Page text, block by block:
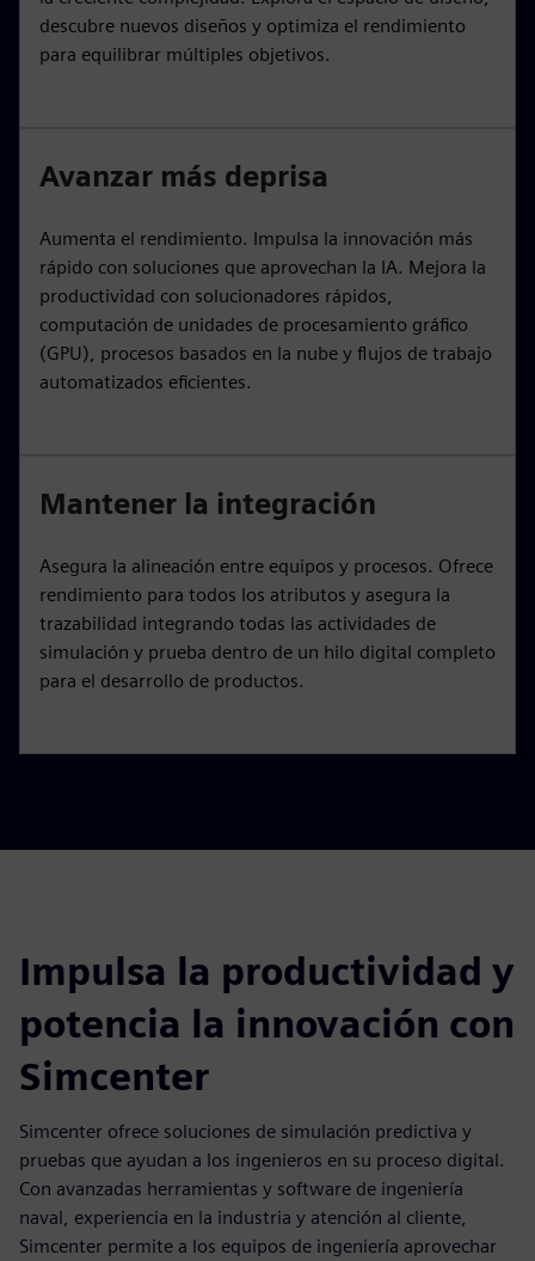
descubre nuevos diseños y optimiza el rendimiento
para equilibrar múltiples objetivos.
Avanzar más deprisa
Aumenta el rendimiento. Impulsa la innovación más
rápido con soluciones que aprovechan la IA. Mejora la
productividad con solucionadores rápidos,
computación de unidades de procesamiento gráfico
(GPU), procesos basados en la nube y flujos de trabajo
automatizados eficientes.
Mantener la integración
Asegura la alineación entre equipos y procesos. Ofrece
rendimiento para todos los atributos y asegura la
trazabilidad integrando todas las actividades de
simulación y prueba dentro de un hilo digital completo
para el desarrollo de productos.
Impulsa la productividad y
potencia la innovación con
Simcenter
Simcenter ofrece soluciones de simulación predictiva y
pruebas que ayudan a los ingenieros en su proceso digital.
Con avanzadas herramientas y software de ingeniería
naval, experiencia en la industria y atención al cliente,
Simcenter permite a los equipos de ingeniería aprovechar